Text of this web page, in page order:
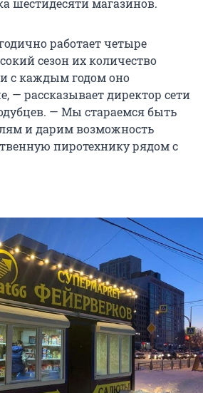
шестидесяти магазинов.
работает четыре
сезон их количество
и с каждым годом оно
— рассказывает директор сети
— Мы стараемся быть
и дарим возможность
пиротехнику рядом с